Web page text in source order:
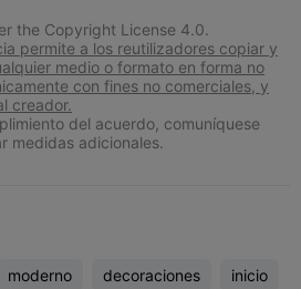
the Copyright License 4.0.
permite a los reutilizadores copiar y
medio o formato en forma no
con fines no comerciales, y
creador.
del acuerdo, comuníquese
medidas adicionales.
moderno decoraciones inicio